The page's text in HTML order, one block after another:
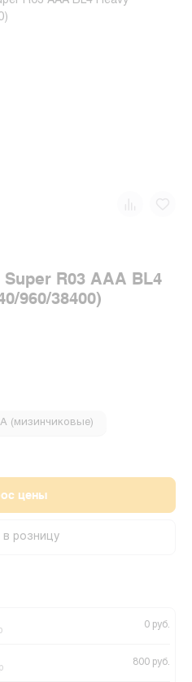
R03 AAA BL4
960/38400)
(мизинчиковые)
цены
в розницу
0 руб.
800 руб.